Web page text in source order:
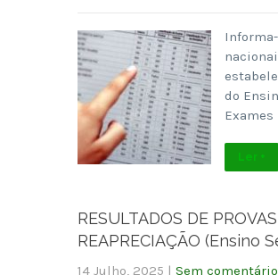
do
Ler +
RESULTADOS DE
REAPRECIAÇÃO (Ensino
14 Julho, 2025 | Sem